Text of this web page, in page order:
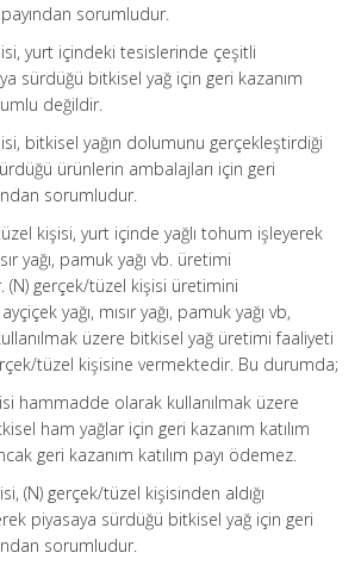
payından sorumludur.
yurt içindeki tesislerinde çeşitli
sürdüğü bitkisel yağ için geri kazanım
değildir.
bitkisel yağın dolumunu gerçekleştirdiği
ürünlerin ambalajları için geri
sorumludur.
kişisi, yurt içinde yağlı tohum işleyerek
yağı, pamuk yağı vb. üretimi
gerçek/tüzel kişisi üretimini
yağı, mısır yağı, pamuk yağı vb,
üzere bitkisel yağ üretimi faaliyeti
tüzel kişisine vermektedir. Bu durumda;
hammadde olarak kullanılmak üzere
ham yağlar için geri kazanım katılım
geri kazanım katılım payı ödemez.
(N) gerçek/tüzel kişisinden aldığı
piyasaya sürdüğü bitkisel yağ için geri
sorumludur.